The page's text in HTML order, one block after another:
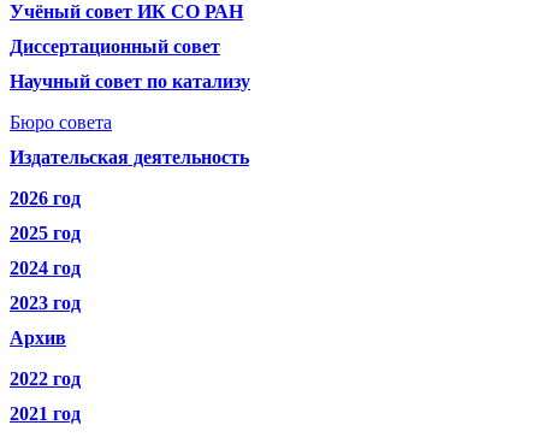
Учёный совет ИК СО РАН
Диссертационный совет
Научный совет по катализу
Бюро совета
Издательская деятельность
2026 год
2025 год
2024 год
2023 год
Архив
2022 год
2021 год